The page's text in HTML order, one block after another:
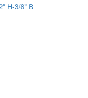
Н-3/8" В